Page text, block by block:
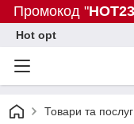
Промокод "HOT23
Hot opt
Товари та